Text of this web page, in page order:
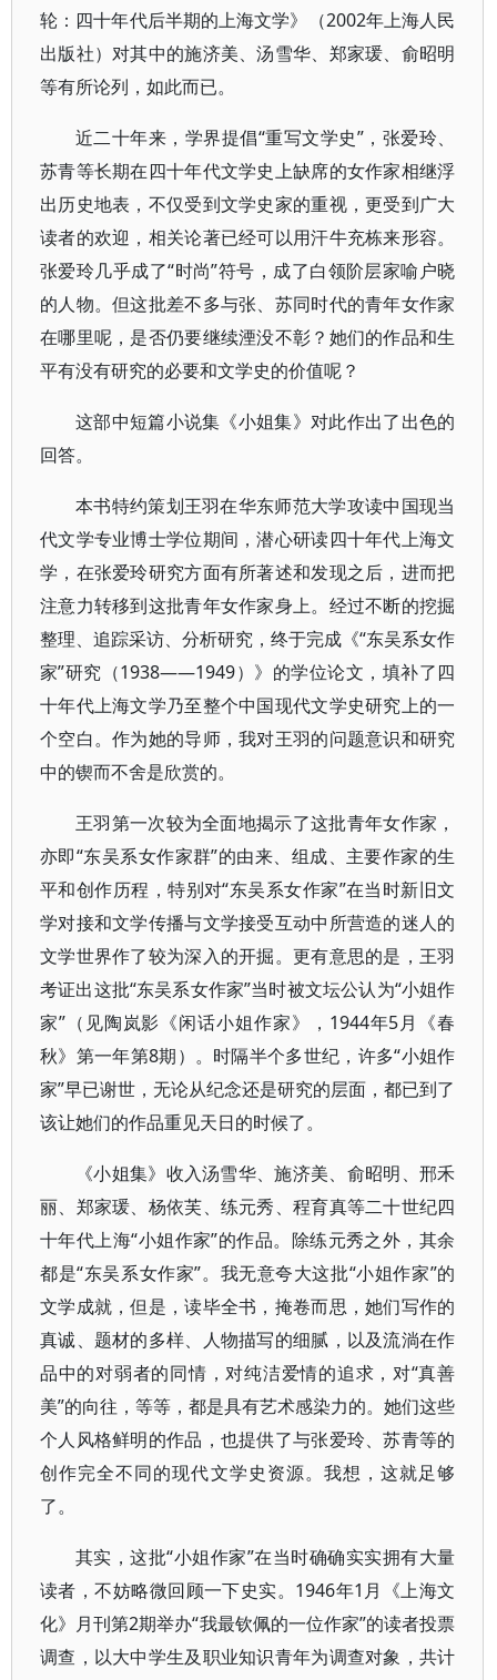
轮：四十年代后半期的上海文学》（2002年上海人民
出版社）对其中的施济美、汤雪华、郑家瑗、俞昭明
等有所论列，如此而已。
近二十年来，学界提倡“重写文学史”，张爱玲、
苏青等长期在四十年代文学史上缺席的女作家相继浮
出历史地表，不仅受到文学史家的重视，更受到广大
读者的欢迎，相关论著已经可以用汗牛充栋来形容。
张爱玲几乎成了“时尚”符号，成了白领阶层家喻户晓
的人物。但这批差不多与张、苏同时代的青年女作家
在哪里呢，是否仍要继续湮没不彰？她们的作品和生
平有没有研究的必要和文学史的价值呢？
这部中短篇小说集《小姐集》对此作出了出色的
回答。
本书特约策划王羽在华东师范大学攻读中国现当
代文学专业博士学位期间，潜心研读四十年代上海文
学，在张爱玲研究方面有所著述和发现之后，进而把
注意力转移到这批青年女作家身上。经过不断的挖掘
整理、追踪采访、分析研究，终于完成《“东吴系女作
家”研究（1938——1949）》的学位论文，填补了四
十年代上海文学乃至整个中国现代文学史研究上的一
个空白。作为她的导师，我对王羽的问题意识和研究
中的锲而不舍是欣赏的。
王羽第一次较为全面地揭示了这批青年女作家，
亦即“东吴系女作家群”的由来、组成、主要作家的生
平和创作历程，特别对“东吴系女作家”在当时新旧文
学对接和文学传播与文学接受互动中所营造的迷人的
文学世界作了较为深入的开掘。更有意思的是，王羽
考证出这批“东吴系女作家”当时被文坛公认为“小姐作
家”（见陶岚影《闲话小姐作家》，1944年5月《春
秋》第一年第8期）。时隔半个多世纪，许多“小姐作
家”早已谢世，无论从纪念还是研究的层面，都已到了
该让她们的作品重见天日的时候了。
《小姐集》收入汤雪华、施济美、俞昭明、邢禾
丽、郑家瑗、杨依芙、练元秀、程育真等二十世纪四
十年代上海“小姐作家”的作品。除练元秀之外，其余
都是“东吴系女作家”。我无意夸大这批“小姐作家”的
文学成就，但是，读毕全书，掩卷而思，她们写作的
真诚、题材的多样、人物描写的细腻，以及流淌在作
品中的对弱者的同情，对纯洁爱情的追求，对“真善
美”的向往，等等，都是具有艺术感染力的。她们这些
个人风格鲜明的作品，也提供了与张爱玲、苏青等的
创作完全不同的现代文学史资源。我想，这就足够
了。
其实，这批“小姐作家”在当时确确实实拥有大量
读者，不妨略微回顾一下史实。1946年1月《上海文
化》月刊第2期举办“我最钦佩的一位作家”的读者投票
调查，以大中学生及职业知识青年为调查对象，共计